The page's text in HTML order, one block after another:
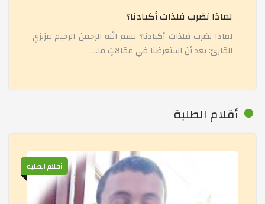
معرض المادّة وتحوّلاتها في مادّة العلوم الفيزيائية
معرض التراث الجزائري
إسألي عن دينك 02
مبادرة قافلة إفطار الصّائم
لماذا نضرب فلذات أكبادنا؟
لماذا نضرب فلذات أكبادنا؟ بسم الله الرحمن الرحيم عزيزي
القارئ: بعد أن استعرضنا في مقالاتٍ ما...
أقلام الطلبة
أقلام الطلبة